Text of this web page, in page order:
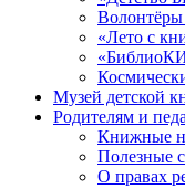
Волонтёры
«Лето с
Музей детской
Родителям и
Книжные
Полезные
О правах